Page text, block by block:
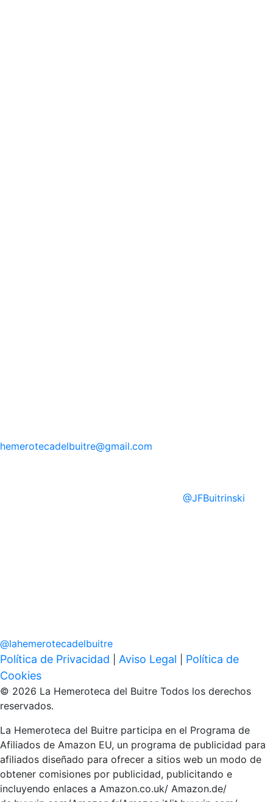
hemerotecadelbuitre@gmail.com
@JFBuitrinski
@lahemerotecadelbuitre
Política de Privacidad Aviso Legal
Política de
Cookies
© 2026 La Hemeroteca del Buitre Todos los derechos
reservados.
La Hemeroteca del Buitre participa en el Programa de
Afiliados de Amazon EU, un programa de publicidad para
afiliados diseñado para ofrecer a sitios web un modo de
obtener comisiones por publicidad, publicitando e
incluyendo enlaces a Amazon.co.uk/ Amazon.de/